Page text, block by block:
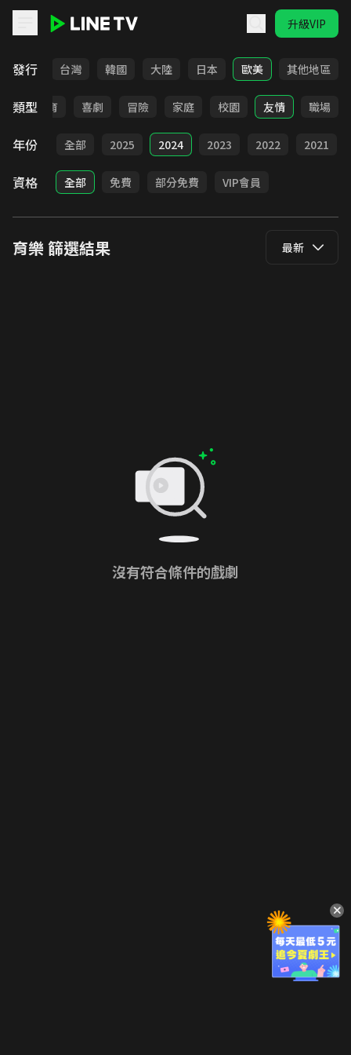
升級VIP
發行
全部 台灣 韓國 大陸 日本 歐美 其他地區
類型教育 喜劇 冒險 家庭 校園 友情 職場
年份 全部 2025 2024 2023 2022 2021
資格 全部 免費 部分免費 VIP會員
育樂篩選結果 最新
沒有符合條件的戲劇